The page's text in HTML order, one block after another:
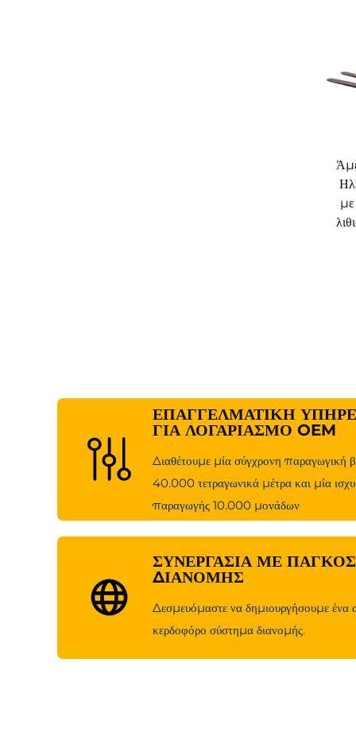
με
ΕΠΑΓΓΕΛΜΑΤΙΚΉ
ΓΙΑ ΛΟΓΑΡΙΑΣΜΌ OEM
Διαθέτουμε μία σύγχρονη
40.000 τετραγωνικά μέτρα και μία
παραγωγής 10.000 μονάδων
ΣΥΝΕΡΓΑΣΊΑ ΜΕ
ΔΙΑΝΟΜΉΣ
Δεσμευόμαστε να δημιουργήσουμε ένα
κερδοφόρο σύστημα διανομής.